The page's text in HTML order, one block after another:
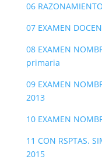
06
07 EXAMEN
08 EXAMEN
primaria
09 EXAMEN
2013
10 EXAMEN
11 CON RSPTAS.
2015